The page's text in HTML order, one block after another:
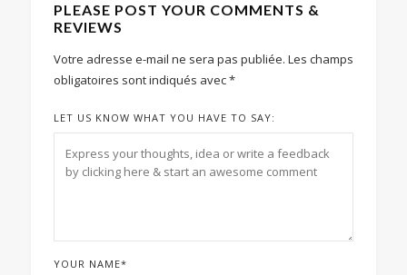
PLEASE POST YOUR COMMENTS &
REVIEWS
Votre adresse e-mail ne sera pas publiée. Les champs
obligatoires sont indiqués avec*
LET US KNOW WHAT YOU HAVE TO SAY:
YOUR NAME*